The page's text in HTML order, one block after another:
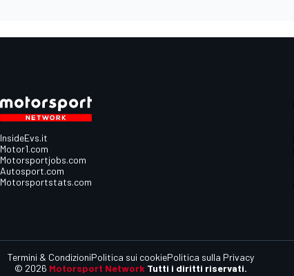
InsideEvs.it
Motor1.com
Motorsportjobs.com
Autosport.com
Motorsportstats.com
© 2026 Motorsport Network Tutti i diritti riservati.
Termini & CondizioniPolitica sui cookiePolitica sulla Privacy